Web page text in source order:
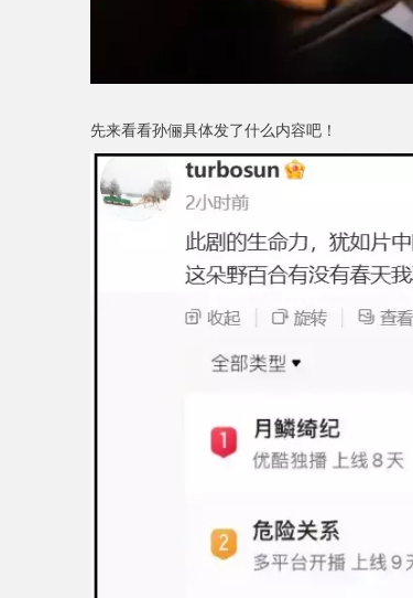
先来看看孙俪具体发了什么内容吧！